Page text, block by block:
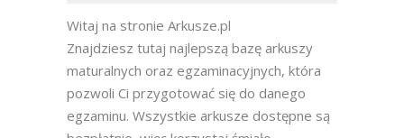
Witaj na stronie Arkusze.pl
Znajdziesz tutaj najlepszą bazę arkuszy
maturalnych oraz egzaminacyjnych, która
pozwoli Ci przygotować się do danego
egzaminu. Wszystkie arkusze dostępne są